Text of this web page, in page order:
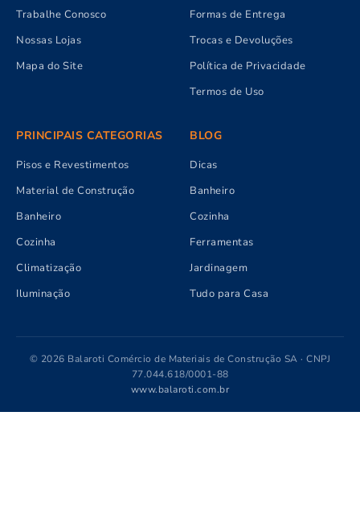
Trabalhe Conosco
Nossas Lojas
Mapa do Site
Formas de Entrega
Trocas e Devoluções
Política de Privacidade
Termos de Uso
PRINCIPAIS CATEGORIAS
Pisos e Revestimentos
Material de Construção
Banheiro
Cozinha
Climatização
Iluminação
BLOG
Dicas
Banheiro
Cozinha
Ferramentas
Jardinagem
Tudo para Casa
© 2026 Balaroti Comércio de Materiais de Construção SA · CNPJ
77.044.618/0001-88
www.balaroti.com.br